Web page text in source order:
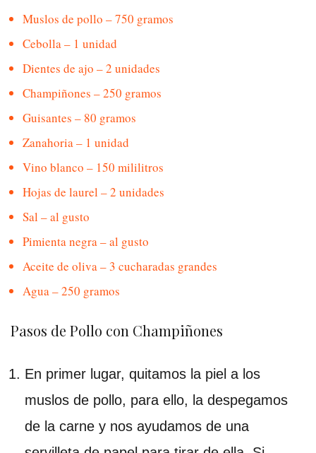
Muslos de pollo – 750 gramos
Cebolla – 1 unidad
Dientes de ajo – 2 unidades
Champiñones – 250 gramos
Guisantes – 80 gramos
Zanahoria – 1 unidad
Vino blanco – 150 mililitros
Hojas de laurel – 2 unidades
Sal – al gusto
Pimienta negra – al gusto
Aceite de oliva – 3 cucharadas grandes
Agua – 250 gramos
Pasos de Pollo con Champiñones
En primer lugar, quitamos la piel a los
muslos de pollo, para ello, la despegamos
de la carne y nos ayudamos de una